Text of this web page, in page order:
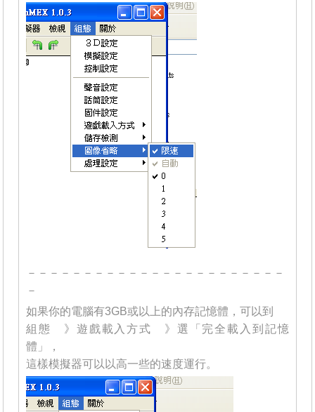
－－－－－－－－－－－－－－－－－－－－－－－
－
如果你的電腦有3GB或以上的內存記憶體，可以到
組態 》遊戲載入方式 》選「完全載入到記憶
體」，
這樣模擬器可以以高一些的速度運行。